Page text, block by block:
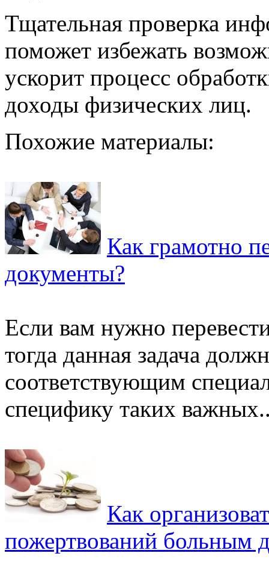
Тщательная проверка
поможет избежать
ускорит процесс
доходы физических лиц.
Похожие материалы:
Как грамотно
документы?
Если вам нужно
тогда данная задача
соответствующим
специфику таких
Как
пожертвований больным